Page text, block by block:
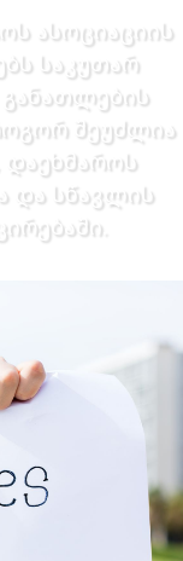
ასოციაციის
საკუთარ
შეუძლია
და სწავლის